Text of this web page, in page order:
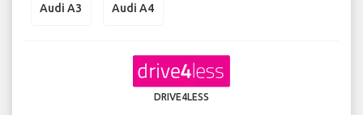
Audi A3 Audi A4
DRIVE4LESS